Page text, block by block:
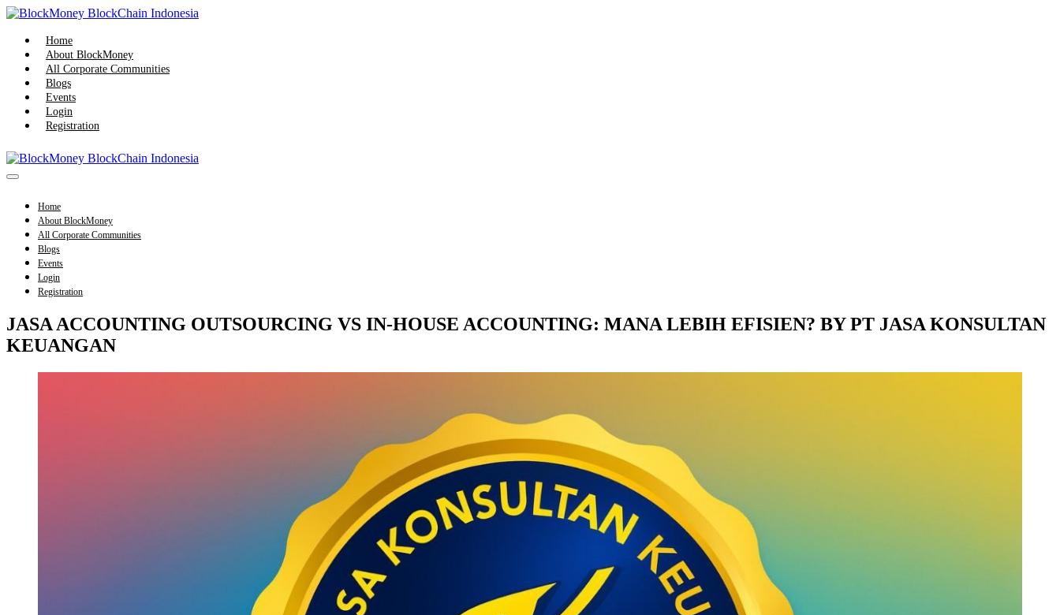
Skip
content
Home
About BlockMoney
All Corporate Communities
Blogs
Events
Login
Registration
Menu
Home
About BlockMoney
All Corporate Communities
Blogs
Events
Login
Registration
JASA ACCOUNTING OUTSOURCING VS IN-HOUSE ACCOUNTING: MANA LEBIH EFISIEN? BY PT JASA KONSULTAN
KEUANGAN